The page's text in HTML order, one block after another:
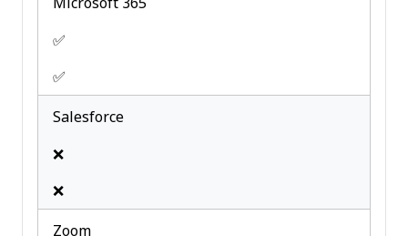
Microsoft 365
✅
✅
Salesforce
❌
❌
Zoom